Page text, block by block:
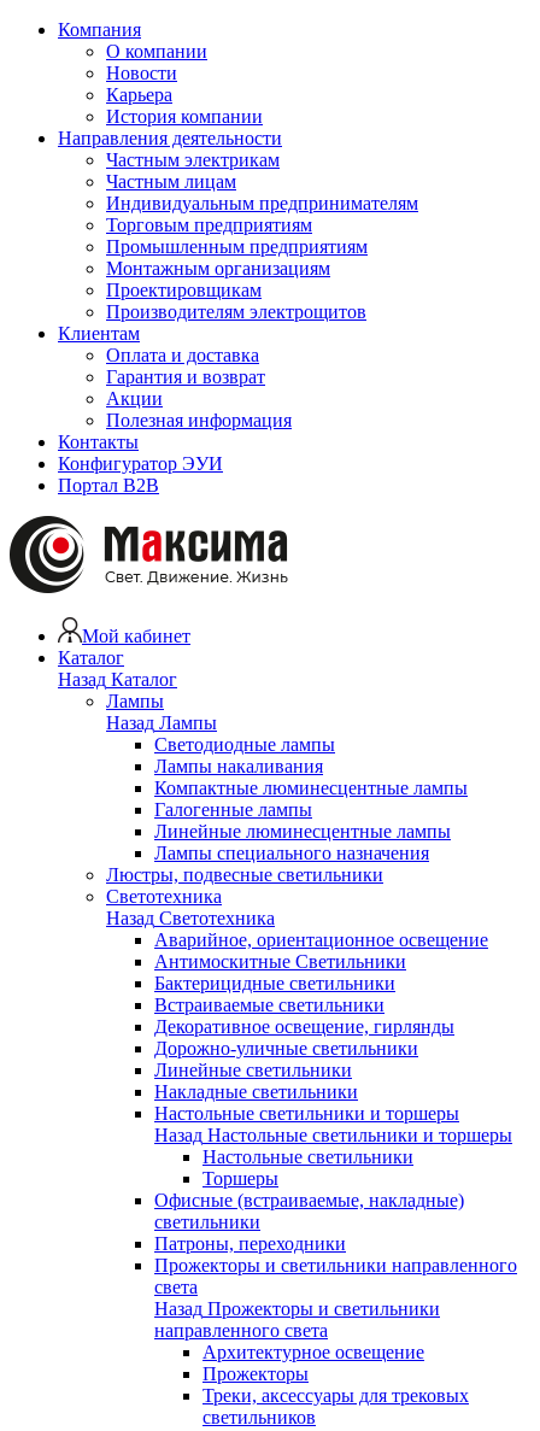
Компания
О компании
Новости
Карьера
История компании
Направления деятельности
Частным электрикам
Частным лицам
Индивидуальным предпринимателям
Торговым предприятиям
Промышленным предприятиям
Монтажным организациям
Проектировщикам
Производителям электрощитов
Клиентам
Оплата и доставка
Гарантия и возврат
Акции
Полезная информация
Контакты
Конфигуратор ЭУИ
Портал B2B
Мой кабинет
Каталог
Назад Каталог
Лампы
Назад Лампы
Светодиодные лампы
Лампы накаливания
Компактные люминесцентные лампы
Галогенные лампы
Линейные люминесцентные лампы
Лампы специального назначения
Люстры, подвесные светильники
Светотехника
Назад Светотехника
Аварийное, ориентационное освещение
Антимоскитные Светильники
Бактерицидные светильники
Встраиваемые светильники
Декоративное освещение, гирлянды
Дорожно-уличные светильники
Линейные светильники
Накладные светильники
Настольные светильники и торшеры
Назад Настольные светильники и торшеры
Настольные светильники
Торшеры
Офисные (встраиваемые, накладные)
светильники
Патроны, переходники
Прожекторы и светильники направленного
света
Назад Прожекторы и светильники
направленного света
Архитектурное освещение
Прожекторы
Треки, аксессуары для трековых
светильников